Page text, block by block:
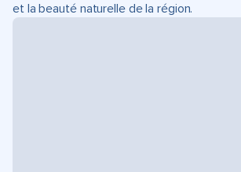
et la beauté naturelle de la région.